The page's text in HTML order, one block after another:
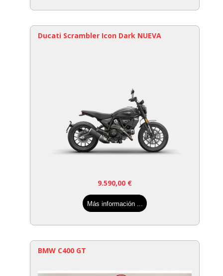
Ducati Scrambler Icon Dark NUEVA
9.590,00 €
Más información ...
BMW C400 GT